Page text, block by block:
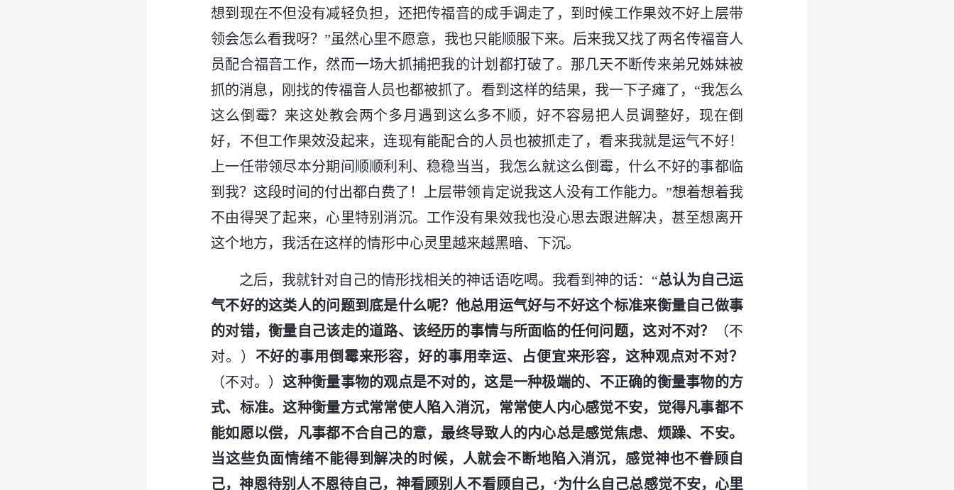
想到现在不但没有减轻负担，还把传福音的成手调走了，到时候工作果效不好上层带
领会怎么看我呀？”虽然心里不愿意，我也只能顺服下来。后来我又找了两名传福音人
员配合福音工作，然而一场大抓捕把我的计划都打破了。那几天不断传来弟兄姊妹被
抓的消息，刚找的传福音人员也都被抓了。看到这样的结果，我一下子瘫了，“我怎么
这么倒霉？来这处教会两个多月遇到这么多不顺，好不容易把人员调整好，现在倒
好，不但工作果效没起来，连现有能配合的人员也被抓走了，看来我就是运气不好！
上一任带领尽本分期间顺顺利利、稳稳当当，我怎么就这么倒霉，什么不好的事都临
到我？这段时间的付出都白费了！上层带领肯定说我这人没有工作能力。”想着想着我
不由得哭了起来，心里特别消沉。工作没有果效我也没心思去跟进解决，甚至想离开
这个地方，我活在这样的情形中心灵里越来越黑暗、下沉。
之后，我就针对自己的情形找相关的神话语吃喝。我看到神的话：“总认为自己运
气不好的这类人的问题到底是什么呢？他总用运气好与不好这个标准来衡量自己做事
的对错，衡量自己该走的道路、该经历的事情与所面临的任何问题，这对不对？
（不
对。） 不好的事用倒霉来形容，好的事用幸运、占便宜来形容，这种观点对不对？
（不对。） 这种衡量事物的观点是不对的，这是一种极端的、不正确的衡量事物的方
式、标准。这种衡量方式常常使人陷入消沉，常常使人内心感觉不安，觉得凡事都不
能如愿以偿，凡事都不合自己的意，最终导致人的内心总是感觉焦虑、烦躁、不安。
当这些负面情绪不能得到解决的时候，人就会不断地陷入消沉，感觉神也不眷顾自
己，神恩待别人不恩待自己，神看顾别人不看顾自己，‘为什么自己总感觉不安，心里